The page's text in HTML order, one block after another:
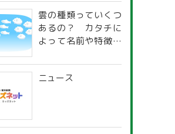
雲の種類っていくつ
あるの？ カタチに
よって名前や特徴が
ニュース